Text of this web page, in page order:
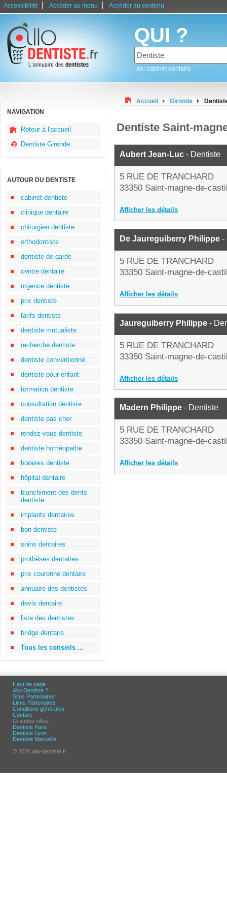
Accessibilité Accéder au menu Accéder au contenu
QUI ?
ex: cabinet dentaire
NAVIGATION
Retour à l'accueil
Dentiste Gironde
AUTOUR DU DENTISTE
cabinet dentiste
clinique dentaire
chirurgien dentiste
orthodontiste
dentiste de garde
centre dentaire
urgence dentiste
prix dentiste
tarifs dentiste
dentiste mutualiste
recherche dentiste
dentiste conventionné
dentiste pour enfant
formation dentiste
consultation dentiste
dentiste pas cher
rendez-vous dentiste
dentiste homéopathe
horaires dentiste
hôpital dentaire
blanchiment des dents
dentiste
implants dentaires
bon dentiste
soins dentaires
prothèses dentaires
prix couronne dentaire
annuaire des dentistes
devis dentaire
liste des dentistes
bridge dentaire
Tous les conseils ...
Accueil Gironde
Dentiste Saint-
Aubert Jean-Luc - Dentiste
5 RUE DE TRANCHARD
33350 Saint-magne-de-
Afficher les détails
De Jaureguiberry Philippe -
5 RUE DE TRANCHARD
33350 Saint-magne-de-
Afficher les détails
Jaureguiberry Philippe -
5 RUE DE TRANCHARD
33350 Saint-magne-de-
Afficher les détails
Madern Philippe - Dentiste
5 RUE DE TRANCHARD
33350 Saint-magne-de-
Afficher les détails
Haut de page
Allo-Dentiste ?
Sites Partenaires
Liens Partenaires
Conditions générales
Contact
Grandes villes :
Dentiste Paris
Dentiste Lyon
Dentiste Marseille
© 2026 allo-dentiste.fr